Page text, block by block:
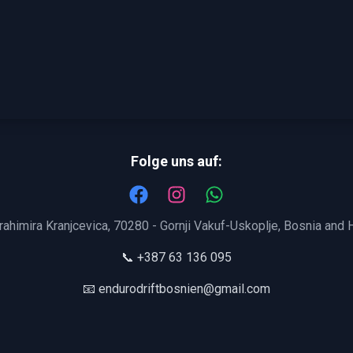
Folge uns auf:
Kranjcevica, 70280 - Gornji Vakuf-Uskoplje, Bosnia and
📞 +387 63 136 095
📧 endurodriftbosnien@gmail.com